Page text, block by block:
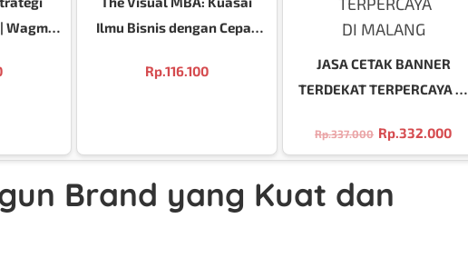
Wagmi
By Leo
Ilmu Bisnis dengan Cepat
Rp.116.100
JASA CETAK BANNER
TERDEKAT TERPERCAYA DI
Rp.337.000 Rp.332.000
Brand yang Kuat dan